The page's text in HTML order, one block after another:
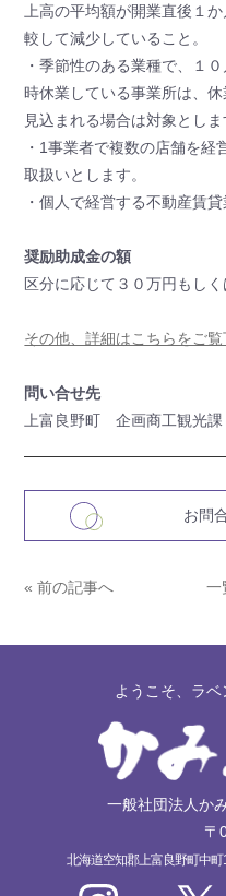
上高の平均額が開業直後１
較して減少していること。
・季節性のある業種で、１
時休業している事業所は、
見込まれる場合は対象としま
・1事業者で複数の店舗を
取扱いとします。
・個人で経営する不動産賃貸
奨励助成金の額
区分に応じて３０万円もし
その他、詳細はこちらをご覧
問い合せ先
上富良野町 企画商工観光課
お問
« 前の記事へ 一
ようこそ、ラ
一般社団法人か
〒
北海道空知郡上富良野町中町